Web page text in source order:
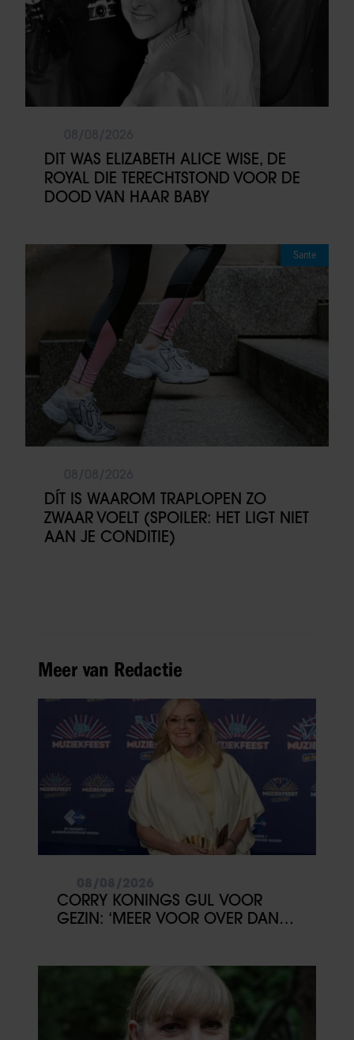
DIT WAS ELIZABETH ALICE WISE, DE
ROYAL DIE TERECHTSTOND VOOR DE
DOOD VAN HAAR BABY
Sante
DÍT IS WAAROM TRAPLOPEN ZO
ZWAAR VOELT (SPOILER: HET LIGT NIET
AAN JE CONDITIE)
Meer van Redactie
CORRY KONINGS GUL VOOR
GEZIN: ‘MEER VOOR OVER DAN